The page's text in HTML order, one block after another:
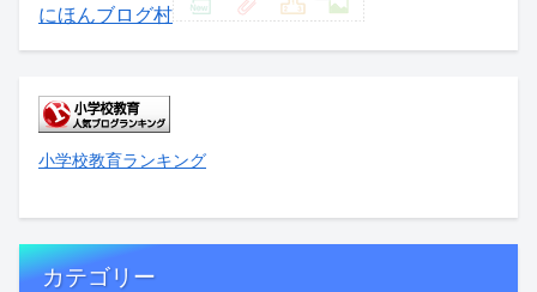
にほんブログ村
小学校教育ランキング
カテゴリー